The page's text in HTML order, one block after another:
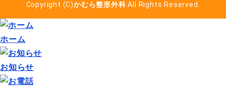
Copyright (C)かむら整形外科 .All Rights Reserved.
ホーム
お知らせ